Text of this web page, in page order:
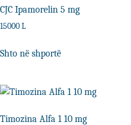
CJC Ipamorelin 5 mg
15000 L
Shto në shportë
Timozina Alfa 1 10 mg